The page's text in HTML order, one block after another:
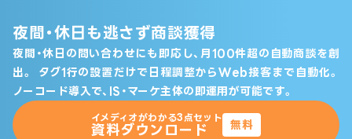
夜間・休日も逃さず商談獲得
夜間・休日の問い合わせにも即応し、月100件超の自動商談を創
出。
タグ1行の設置だけで日程調整からWeb接客まで自動化。
ノーコード導入で、IS・マーケ主体の即運用が可能です。
イメディオがわかる3点セット
資料ダウンロード 無料